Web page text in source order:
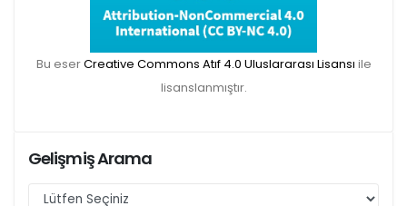
dergimize 2020 yılında gönderilen ve
gönderilecek olan yayınlar için Etik Kurul
Belgesi zorunlu olacaktır. Bu kapsamda etik
gerekecektir. Bu nedenle dergimize makale
ilgili kriteri göz önünde bulundurarak
Bu eserCreative Commons Atıf 4.0 Uluslararası Lisansı ile
lisanslanmıştır.
Gelişmiş Arama